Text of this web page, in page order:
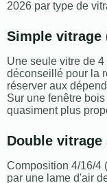
2026 par type de
Simple vitrage
Une seule vitre de 4
déconseillé pour la
réserver aux
Sur une fenêtre
quasiment plus
Double vitrage
Composition 4/16/4
par une lame d'air